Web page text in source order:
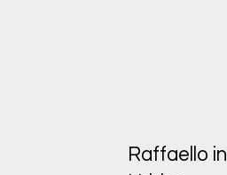
Raffaello in